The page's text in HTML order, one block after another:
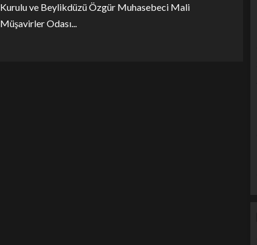
Kurulu ve Beylikdüzü Özgür Muhasebeci Mali
Müşavirler Odası...